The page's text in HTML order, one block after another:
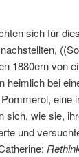
sich für
1880ern von
heimlich bei
eine
sich, wie sie,
und